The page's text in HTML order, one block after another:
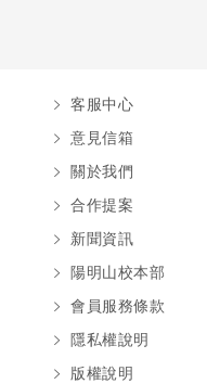
客服中心
意見信箱
關於我們
合作提案
新聞資訊
陽明山校本部
會員服務條款
隱私權說明
版權說明